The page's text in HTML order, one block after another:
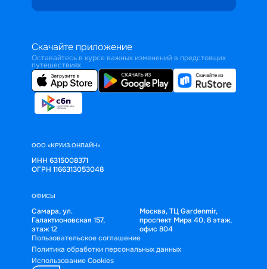
Скачайте приложение
Оставайтесь в курсе важных изменений в предстоящих
путешествиях
ООО «КРУИЗ.ОНЛАЙН»
ИНН 6315008371
ОГРН 1166313053048
ОФИСЫ
Самара, ул.
Галактионовская 157,
этаж 12
Москва, ТЦ Gardenmir,
проспект Мира 40, 8 этаж,
офис 804
Пользовательское соглашение
Политика обработки персональных данных
Использование Cookies